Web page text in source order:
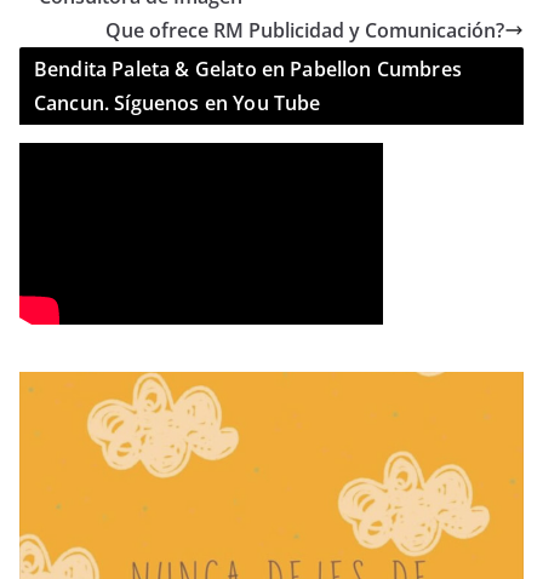
Que ofrece RM Publicidad y Comunicación?
Bendita Paleta & Gelato en Pabellon Cumbres
Cancun. Síguenos en You Tube